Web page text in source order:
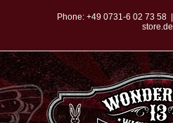
springen
Phone: +49 0731-6 02 73 58
store.de